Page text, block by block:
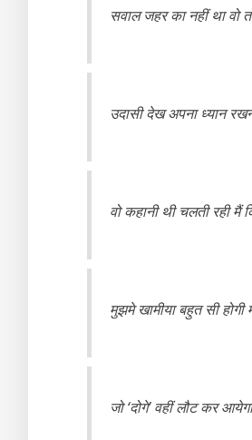
सवाल जहर का नहीं था वो
उदासी देख अपना ध्यान
वो कहानी थी चलती रही
मुझमे खामीया बहुत सी
जो ‘दोगे’ वहीं लौट कर